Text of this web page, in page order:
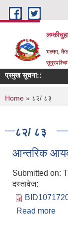
Skip to main content
भल्का,
प्रमुख सूचना::
You are
Home » ८२/ ८३
८२/ ८३
आन्तरिक
Submitted on:
दस्तावेज:
Read more